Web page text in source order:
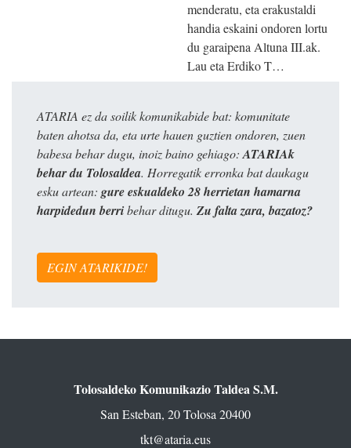
menderatu, eta erakustaldi
handia eskaini ondoren lortu
du garaipena Altuna III.ak.
Lau eta Erdiko T…
ATARIA ez da soilik komunikabide bat: komunitate
baten ahotsa da, eta urte hauen guztien ondoren, zuen
babesa behar dugu, inoiz baino gehiago:ATARIAk
behar du Tolosaldea. Horregatik erronka bat daukagu
esku artean: gure eskualdeko 28 herrietan hamarna
harpidedun berribehar ditugu. Zu falta zara, bazatoz?
EGIN ATARIKIDE!
Tolosaldeko Komunikazio Taldea S.M.
San Esteban, 20 Tolosa 20400
tkt@ataria.eus